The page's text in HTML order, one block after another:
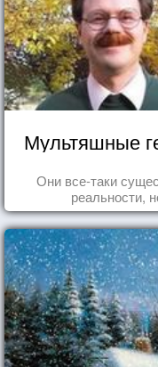
Мультяшные
Они все-таки
реальности,